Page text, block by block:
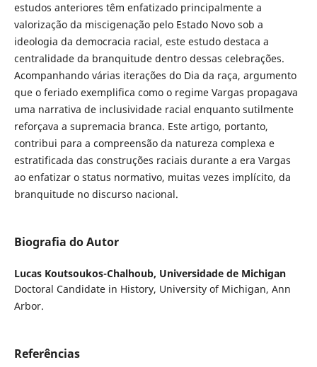
estudos anteriores têm enfatizado principalmente a
valorização da miscigenação pelo Estado Novo sob a
ideologia da democracia racial, este estudo destaca a
centralidade da branquitude dentro dessas celebrações.
Acompanhando várias iterações do Dia da raça, argumento
que o feriado exemplifica como o regime Vargas propagava
uma narrativa de inclusividade racial enquanto sutilmente
reforçava a supremacia branca. Este artigo, portanto,
contribui para a compreensão da natureza complexa e
estratificada das construções raciais durante a era Vargas
ao enfatizar o status normativo, muitas vezes implícito, da
branquitude no discurso nacional.
Biografia do Autor
Lucas Koutsoukos-Chalhoub, Universidade de Michigan
Doctoral Candidate in History, University of Michigan, Ann
Arbor.
Referências